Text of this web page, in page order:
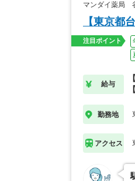
マンダイ薬局
【東京都
注目ポイント
給与
勤務地
アクセス